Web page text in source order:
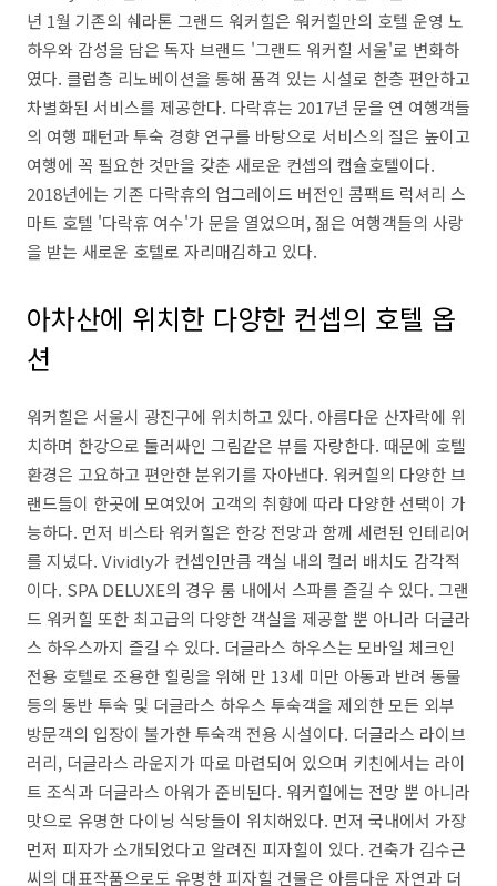
년 1월 기존의 쉐라톤 그랜드 워커힐은 워커힐만의 호텔 운영 노
하우와 감성을 담은 독자 브랜드 '그랜드 워커힐 서울'로 변화하
였다. 클럽층 리노베이션을 통해 품격 있는 시설로 한층 편안하고
차별화된 서비스를 제공한다. 다락휴는 2017년 문을 연 여행객들
의 여행 패턴과 투숙 경향 연구를 바탕으로 서비스의 질은 높이고
여행에 꼭 필요한 것만을 갖춘 새로운 컨셉의 캡슐호텔이다.
2018년에는 기존 다락휴의 업그레이드 버전인 콤팩트 럭셔리 스
마트 호텔 '다락휴 여수'가 문을 열었으며, 젊은 여행객들의 사랑
을 받는 새로운 호텔로 자리매김하고 있다.
아차산에 위치한 다양한 컨셉의 호텔 옵
션
워커힐은 서울시 광진구에 위치하고 있다. 아름다운 산자락에 위
치하며 한강으로 둘러싸인 그림같은 뷰를 자랑한다. 때문에 호텔
환경은 고요하고 편안한 분위기를 자아낸다. 워커힐의 다양한 브
랜드들이 한곳에 모여있어 고객의 취향에 따라 다양한 선택이 가
능하다. 먼저 비스타 워커힐은 한강 전망과 함께 세련된 인테리어
를 지녔다. Vividly가 컨셉인만큼 객실 내의 컬러 배치도 감각적
이다. SPA DELUXE의 경우 룸 내에서 스파를 즐길 수 있다. 그랜
드 워커힐 또한 최고급의 다양한 객실을 제공할 뿐 아니라 더글라
스 하우스까지 즐길 수 있다. 더글라스 하우스는 모바일 체크인
전용 호텔로 조용한 힐링을 위해 만 13세 미만 아동과 반려 동물
등의 동반 투숙 및 더글라스 하우스 투숙객을 제외한 모든 외부
방문객의 입장이 불가한 투숙객 전용 시설이다. 더글라스 라이브
러리, 더글라스 라운지가 따로 마련되어 있으며 키친에서는 라이
트 조식과 더글라스 아워가 준비된다. 워커힐에는 전망 뿐 아니라
맛으로 유명한 다이닝 식당들이 위치해있다. 먼저 국내에서 가장
먼저 피자가 소개되었다고 알려진 피자힐이 있다. 건축가 김수근
씨의 대표작품으로도 유명한 피자힐 건물은 아름다운 자연과 더